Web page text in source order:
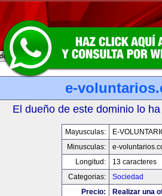
e-
El dueño de este dominio lo
Mayusculas:
E-
Minusculas:
e-
Longitud:
13 caracteres
Categorias:
Sociedad
Precio:
Realizar una